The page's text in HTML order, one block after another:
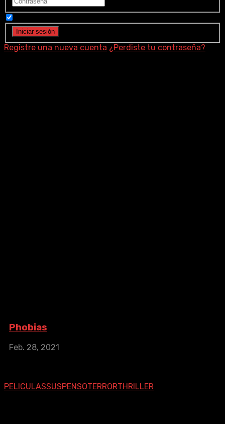
Registre una nueva cuenta ¿Perdiste tu contraseña?
Phobias
Feb. 28, 2021
PELICULASSUSPENSOTERRORTHRILLER